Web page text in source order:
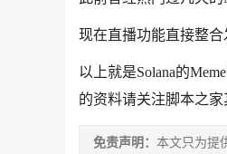
现在直播功能直接整合
以上就是Solana的
的资料请关注脚本之家
免责声明： 本文只为提